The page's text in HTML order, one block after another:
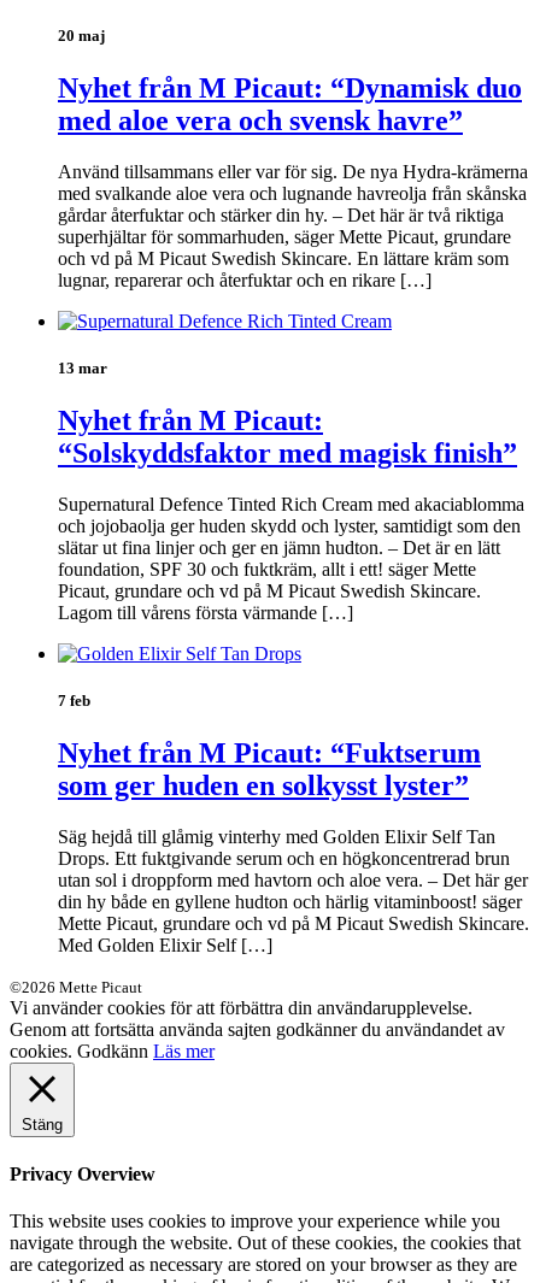
20 maj
Nyhet från M Picaut: “Dynamisk duo
med aloe vera och svensk havre”
Använd tillsammans eller var för sig. De nya Hydra-krämerna
med svalkande aloe vera och lugnande havreolja från skånska
gårdar återfuktar och stärker din hy. – Det här är två riktiga
superhjältar för sommarhuden, säger Mette Picaut, grundare
och vd på M Picaut Swedish Skincare. En lättare kräm som
lugnar, reparerar och återfuktar och en rikare […]
13 mar
Nyhet från M Picaut:
“Solskyddsfaktor med magisk finish”
Supernatural Defence Tinted Rich Cream med akaciablomma
och jojobaolja ger huden skydd och lyster, samtidigt som den
slätar ut fina linjer och ger en jämn hudton. – Det är en lätt
foundation, SPF 30 och fuktkräm, allt i ett! säger Mette
Picaut, grundare och vd på M Picaut Swedish Skincare.
Lagom till vårens första värmande […]
7 feb
Nyhet från M Picaut: “Fuktserum
som ger huden en solkysst lyster”
Säg hejdå till glåmig vinterhy med Golden Elixir Self Tan
Drops. Ett fuktgivande serum och en högkoncentrerad brun
utan sol i droppform med havtorn och aloe vera. – Det här ger
din hy både en gyllene hudton och härlig vitaminboost! säger
Mette Picaut, grundare och vd på M Picaut Swedish Skincare.
Med Golden Elixir Self […]
©2026 Mette Picaut
Vi använder cookies för att förbättra din användarupplevelse.
Genom att fortsätta använda sajten godkänner du användandet av
cookies. Godkänn Läs mer
Stäng
Privacy Overview
This website uses cookies to improve your experience while you
navigate through the website. Out of these cookies, the cookies that
are categorized as necessary are stored on your browser as they are